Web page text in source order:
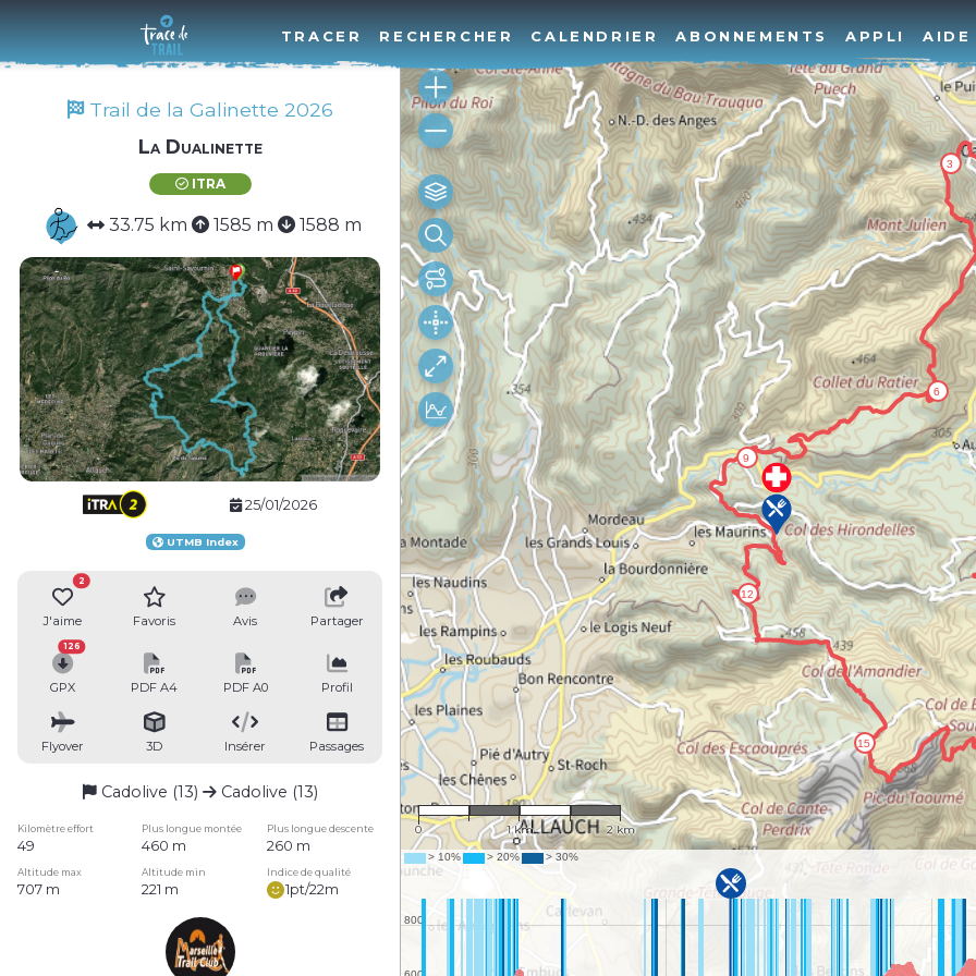
TRACER RECHERCHER CALENDRIER ABONNEMENTS APPLI AIDE
Trail de la Galinette 2026
La Dualinette
ITRA
33.75 km 1585 m 1588 m
25/01/2026
UTMB Index
J'aime
2
Favoris Avis Partager
GPX
126
PDF A4 PDF A0 Profil
Flyover 3D Insérer Passages
Cadolive (13) Cadolive (13)
Kilomètre effort Plus longue montée Plus longue descente
49 460 m 260 m
Altitude max Altitude min Indice de qualité
707 m 221 m 1pt/22m
1 : 38,374
0 1 km 2 km